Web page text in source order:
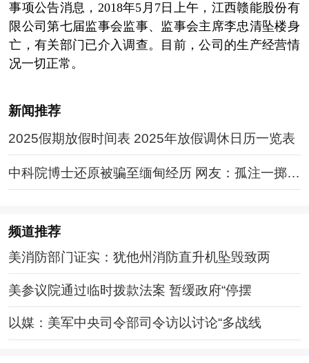
事项公告消息，2018年5月7日上午，江西赣能股份有
限公司第七届监事会监事、监事会主席李忠清坠楼身
亡，有关部门已介入调查。目前，公司的生产经营情
况一切正常。
新闻推荐
2025假期放假时间表 2025年放假调休日历一览表
中科院博士还原被骗至缅甸经历 网友：孤注一掷现
实版
频道推荐
美消防部门证实：犹他州消防直升机坠毁致两
美参议院通过临时拨款法案 暂缓政府“停摆
以媒：美军中央司令部司令访以讨论“多战线